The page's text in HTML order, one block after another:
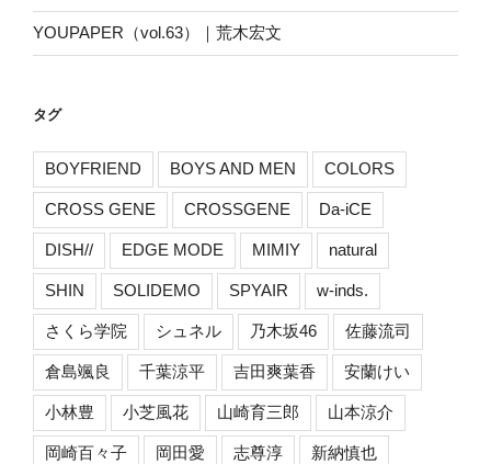
YOUPAPER（vol.63）｜荒木宏文
タグ
BOYFRIEND BOYS AND MEN COLORS
CROSS GENE CROSSGENE Da-iCE
DISH// EDGE MODE MIMIY natural
SHIN SOLIDEMO SPYAIR w-inds.
さくら学院 シュネル 乃木坂46 佐藤流司
倉島颯良 千葉涼平 吉田爽葉香 安蘭けい
小林豊 小芝風花 山崎育三郎 山本涼介
岡崎百々子 岡田愛 志尊淳 新納慎也